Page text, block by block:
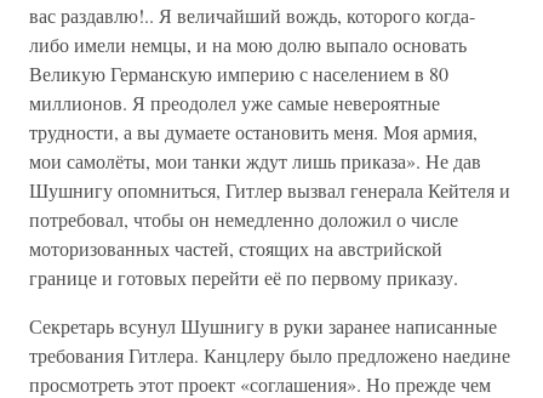
вас раздавлю!.. Я величайший вождь, которого когда-
либо имели немцы, и на мою долю выпало основать
Великую Германскую империю с населением в 80
миллионов. Я преодолел уже самые невероятные
трудности, а вы думаете остановить меня. Моя армия,
мои самолёты, мои танки ждут лишь приказа». Не дав
Шушнигу опомниться, Гитлер вызвал генерала Кейтеля и
потребовал, чтобы он немедленно доложил о числе
моторизованных частей, стоящих на австрийской
границе и готовых перейти её по первому приказу.
Секретарь всунул Шушнигу в руки заранее написанные
требования Гитлера. Канцлеру было предложено наедине
просмотреть этот проект «соглашения». Но прежде чем